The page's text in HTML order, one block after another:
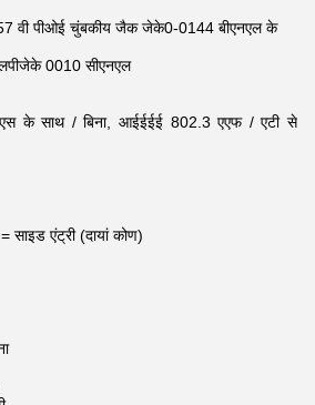
वी पीओई चुंबकीय जैक जेके0-0144 बीएनएल के
0010 सीएनएल
के साथ / बिना, आईईईई 802.3 एएफ / एटी से
साइड एंट्री (दायां कोण)